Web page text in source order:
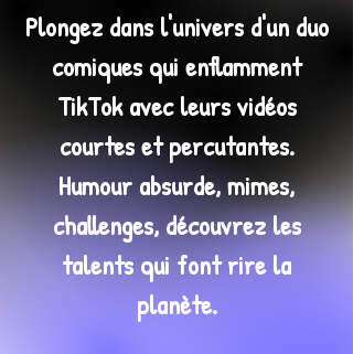
Plongez dans l'univers d'un duo
comiques qui enflamment
TikTok avec leurs vidéos
courtes et percutantes.
Humour absurde, mimes,
challenges, découvrez les
talents qui font rire la
planète.